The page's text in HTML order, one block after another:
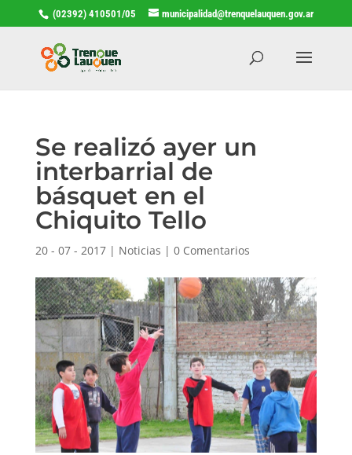
(02392) 410501/05 municipalidad@trenquelauquen.gov.ar
Se realizó ayer un
interbarrial de
básquet en el
Chiquito Tello
20 - 07 - 2017| Noticias | 0 Comentarios